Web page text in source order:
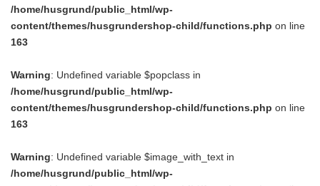
/home/husgrund/public_html/wp-
content/themes/husgrundershop-child/functions.php on line
163
Warning: Undefined variable $popclass in
/home/husgrund/public_html/wp-
content/themes/husgrundershop-child/functions.php on line
163
Warning: Undefined variable $image_with_text in
/home/husgrund/public_html/wp-